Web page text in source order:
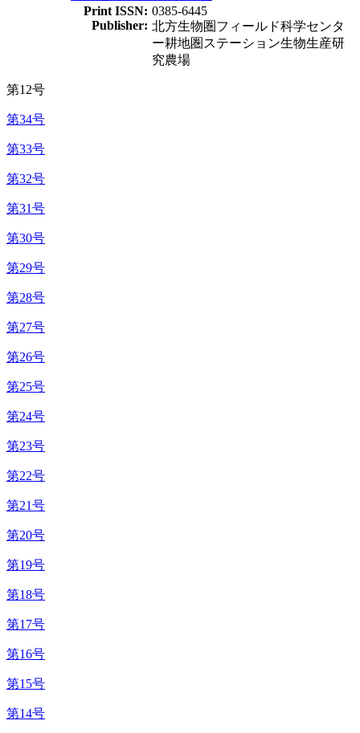
Print ISSN: 0385-6445
Publisher: 北方生物圏フィールド科学センタ
ー耕地圏ステーション生物生産研
究農場
第12号
第34号
第33号
第32号
第31号
第30号
第29号
第28号
第27号
第26号
第25号
第24号
第23号
第22号
第21号
第20号
第19号
第18号
第17号
第16号
第15号
第14号